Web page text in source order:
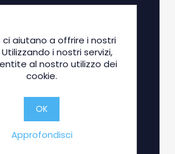
ci aiutano a offrire i nostri
Utilizzando i nostri servizi,
al nostro utilizzo dei
cookie.
OK
Approfondisci